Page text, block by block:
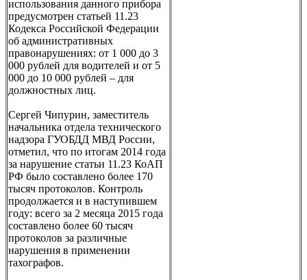
использования данного прибора
предусмотрен статьей 11.23
Кодекса Российской Федерации
об административных
правонарушениях: от 1 000 до 3
000 рублей для водителей и от 5
000 до 10 000 рублей – для
должностных лиц.
Сергей Чипурин, заместитель
начальника отдела технического
надзора ГУОБДД МВД России,
отметил, что по итогам 2014 года
за нарушение статьи 11.23 КоАП
РФ было составлено более 170
тысяч протоколов. Контроль
продолжается и в наступившем
году: всего за 2 месяца 2015 года
составлено более 60 тысяч
протоколов за различные
нарушения в применении
тахографов.